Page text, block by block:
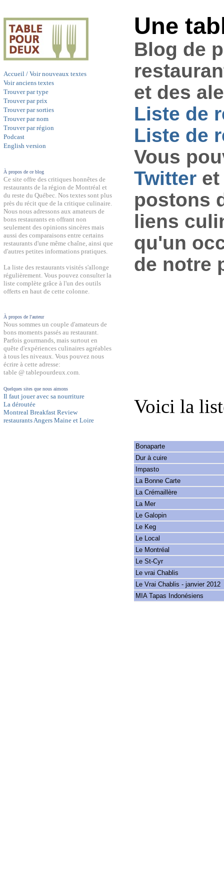
Accueil / Voir nouveaux textes
Voir anciens textes
Trouver par type
Trouver par prix
Trouver par sorties
Trouver par nom
Trouver par région
Podcast
English version
À propos de ce blog
Ce site offre des critiques honnêtes de
restaurants de la région de Montréal et
du reste du Québec. Nos textes sont plus
près du récit que de la critique culinaire.
Nous nous adressons aux amateurs de
bons restaurants en offrant non
seulement des opinions sincères mais
aussi des comparaisons entre certains
restaurants d'une même chaîne, ainsi que
d'autres petites informations pratiques.
La liste des restaurants visités s'allonge
régulièrement. Vous pouvez consulter la
liste complète grâce à l'un des outils
offerts en haut de cette colonne.
À propos de l'auteur
Nous sommes un couple d'amateurs de
bons moments passés au restaurant.
Parfois gourmands, mais surtout en
quête d'expériences culinaires agréables
à tous les niveaux. Vous pouvez nous
écrire à cette adresse:
table @ tablepourdeux.com.
Quelques sites que nous aimons
Il faut jouer avec sa nourriture
La déroutée
Montreal Breakfast Review
restaurants Angers Maine et Loire
Une
Blog de
et des
Liste de
Liste de
Vous
Twitter
postons
liens
qu'un
de notre
Voici la
Bonaparte
Dur à cuire
Impasto
La Bonne Carte
La Crémaillère
La Mer
Le Galopin
Le Keg
Le Local
Le Montréal
Le St-Cyr
Le vrai Chablis
Le Vrai Chablis - janvier 2012
MIA Tapas Indonésiens